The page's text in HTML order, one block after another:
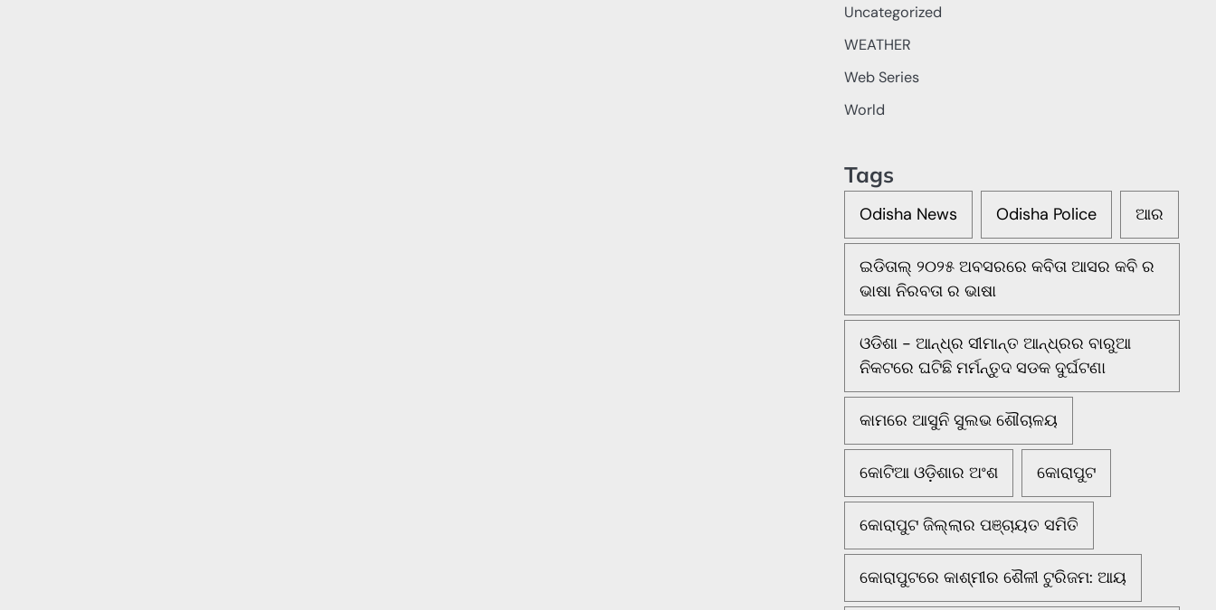
Uncategorized
WEATHER
Web Series
World
Tags
Odisha News Odisha Police ଆର
ଇଡିତାଲ୍ ୨୦୨୫ ଅବସରରେ କବିତା ଆସର କବି ର
ଭାଷା ନିରବତା ର ଭାଷା
ଓଡିଶା - ଆନ୍ଧ୍ର ସୀମାନ୍ତ ଆନ୍ଧ୍ରର ବାରୁଆ
ନିକଟରେ ଘଟିଛି ମର୍ମନ୍ତୁଦ ସଡକ ଦୁର୍ଘଟଣା
କାମରେ ଆସୁନି ସୁଲଭ ଶୌଚାଳୟ
କୋଟିଆ ଓଡ଼ିଶାର ଅଂଶ କୋରାପୁଟ
କୋରାପୁଟ ଜିଲ୍ଲାର ପଞ୍ଚାୟତ ସମିତି
କୋରାପୁଟରେ କାଶ୍ମୀର ଶୈଳୀ ଟୁରିଜମ: ଆୟ